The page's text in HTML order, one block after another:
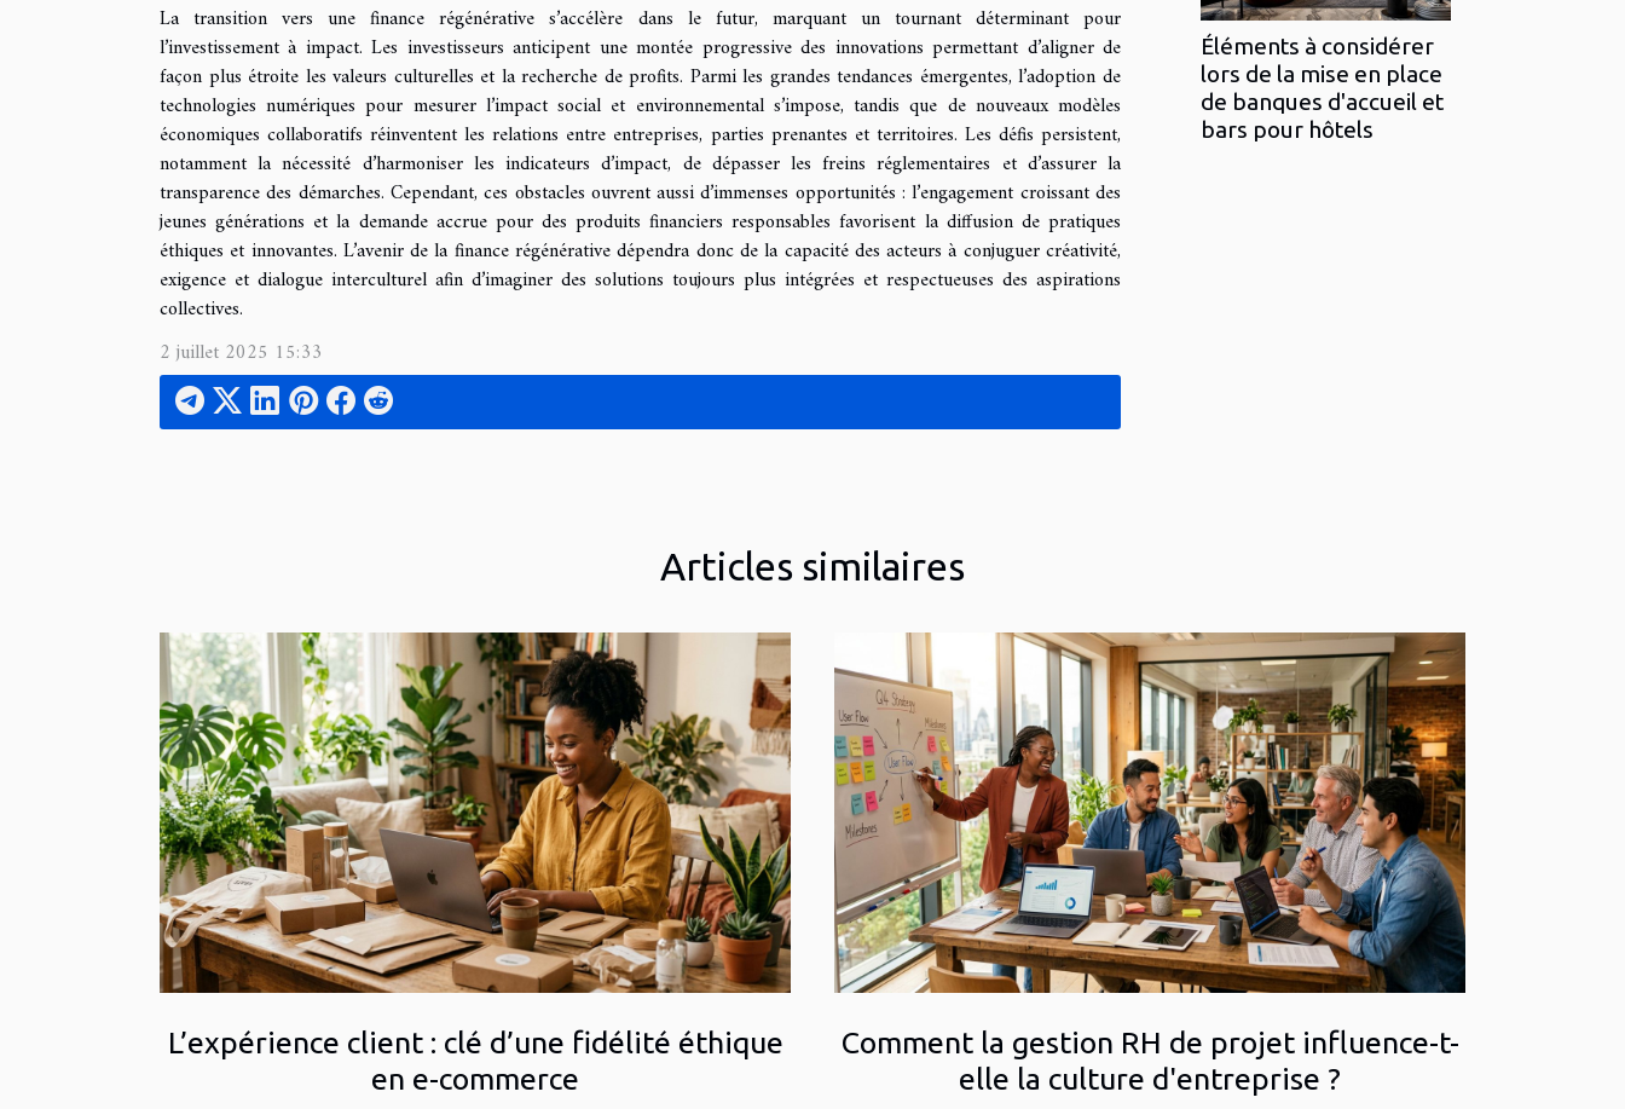
La transition vers une finance régénérative s’accélère dans le futur, marquant un tournant déterminant pour
l’investissement à impact. Les investisseurs anticipent une montée progressive des innovations permettant d’aligner de
façon plus étroite les valeurs culturelles et la recherche de profits. Parmi les grandes tendances émergentes, l’adoption de
technologies numériques pour mesurer l’impact social et environnemental s’impose, tandis que de nouveaux modèles
économiques collaboratifs réinventent les relations entre entreprises, parties prenantes et territoires. Les défis persistent,
notamment la nécessité d’harmoniser les indicateurs d’impact, de dépasser les freins réglementaires et d’assurer la
transparence des démarches. Cependant, ces obstacles ouvrent aussi d’immenses opportunités : l’engagement croissant des
jeunes générations et la demande accrue pour des produits financiers responsables favorisent la diffusion de pratiques
éthiques et innovantes. L’avenir de la finance régénérative dépendra donc de la capacité des acteurs à conjuguer créativité,
exigence et dialogue interculturel afin d’imaginer des solutions toujours plus intégrées et respectueuses des aspirations
collectives.
2 juillet 2025 15:33
Éléments à considérer
lors de la mise en place
de banques d'accueil et
bars pour hôtels
Articles similaires
L’expérience client : clé d’une fidélité éthique
en e-commerce
Comment la gestion RH de projet influence-t-
elle la culture d'entreprise ?